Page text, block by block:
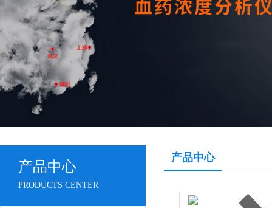
产品中心
产品中心
PRODUCTS CENTER